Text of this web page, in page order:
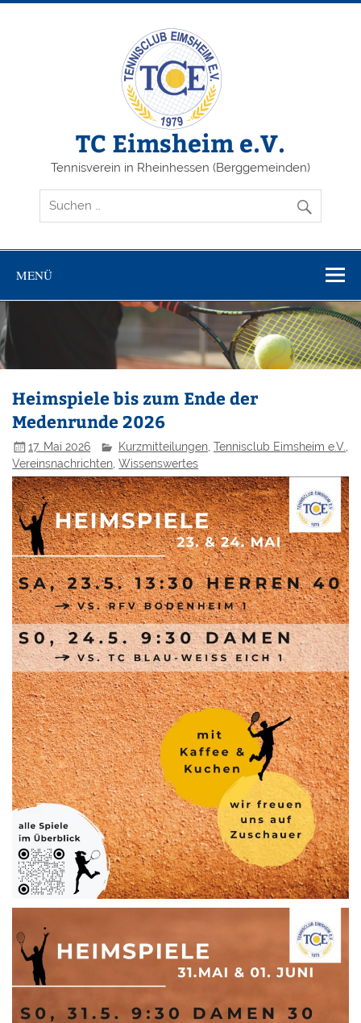
Zum
TC Eimsheim e.V.
Tennisverein in Rheinhessen (Berggemeinden)
MENÜ
Heimspiele bis zum Ende der
Medenrunde 2026
17. Mai 2026 Kurzmitteilungen ,Tennisclub Eimsheim e.V.
Vereinsnachrichten,Wissenswertes